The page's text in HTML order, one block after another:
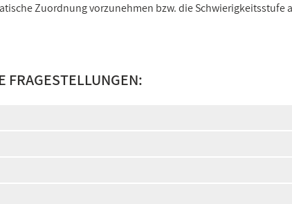
Zuordnung vorzunehmen bzw. die Schwierigkeitsstufe
FRAGESTELLUNGEN: